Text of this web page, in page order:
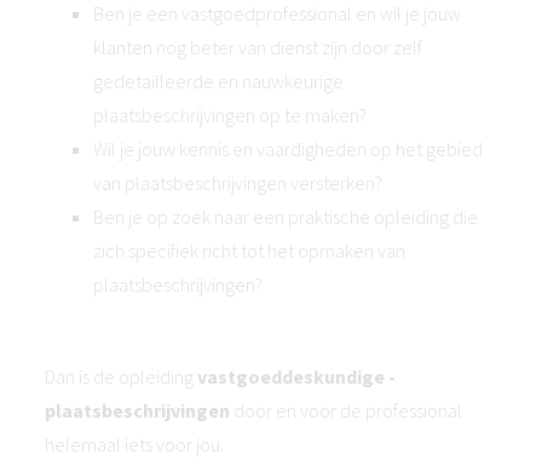
Ben je een vastgoedprofessional en wil je jouw
klanten nog beter van dienst zijn door zelf
gedetailleerde en nauwkeurige
plaatsbeschrijvingen op te maken?
Wil je jouw kennis en vaardigheden op het gebied
van plaatsbeschrijvingen versterken?
Ben je op zoek naar een praktische opleiding die
zich specifiek richt tot het opmaken van
plaatsbeschrijvingen?
Dan is de opleiding vastgoeddeskundige -
plaatsbeschrijvingen door en voor de professional
helemaal iets voor jou.